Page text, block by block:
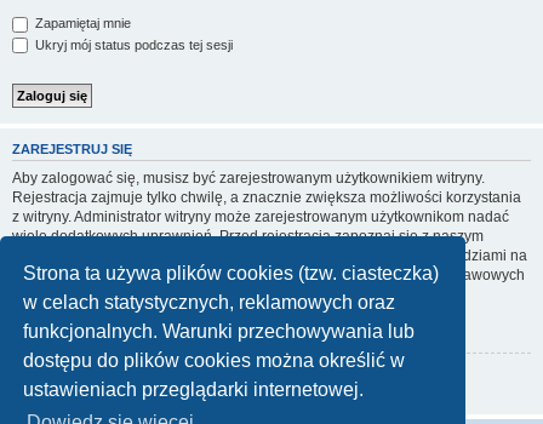
Strona ta używa plików cookies (tzw. ciasteczka)
w celach statystycznych, reklamowych oraz
funkcjonalnych. Warunki przechowywania lub
dostępu do plików cookies można określić w
ustawieniach przeglądarki internetowej.
Zapamiętaj mnie
Ukryj mój status podczas tej sesji
ZAREJESTRUJ SIĘ
Aby zalogować się, musisz być zarejestrowanym użytkownikiem witryny.
Rejestracja zajmuje tylko chwilę, a znacznie zwiększa możliwości korzystania
z witryny. Administrator witryny może zarejestrowanym użytkownikom nadać
wiele dodatkowych uprawnień. Przed rejestracją zapoznaj się z naszym
regulaminem, zasadami ochrony danych osobowych oraz z odpowiedziami na
często zadawane pytania (FAQ), gdzie jest wyjaśnionych wiele podstawowych
zagadnień dotyczących funkcjonowania witryny.
Regulamin|Zasady ochrony danych osobowych
Zarejestruj się